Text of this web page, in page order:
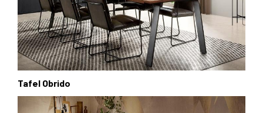
Tafel Obrido